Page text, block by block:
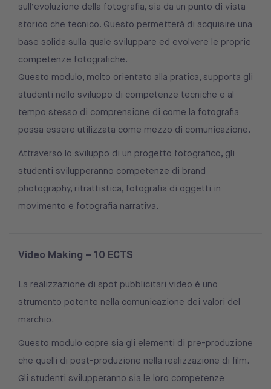
sull’evoluzione della fotografia, sia da un punto di vista
storico che tecnico. Questo permetterà di acquisire una
base solida sulla quale sviluppare ed evolvere le proprie
competenze fotografiche.
Questo modulo, molto orientato alla pratica, supporta gli
studenti nello sviluppo di competenze tecniche e al
tempo stesso di comprensione di come la fotografia
possa essere utilizzata come mezzo di comunicazione.
Attraverso lo sviluppo di un progetto fotografico, gli
studenti svilupperanno competenze di brand
photography, ritrattistica, fotografia di oggetti in
movimento e fotografia narrativa.
Video Making – 10 ECTS
La realizzazione di spot pubblicitari video è uno
strumento potente nella comunicazione dei valori del
marchio.
Questo modulo copre sia gli elementi di pre-produzione
che quelli di post-produzione nella realizzazione di film.
Gli studenti svilupperanno sia le loro competenze